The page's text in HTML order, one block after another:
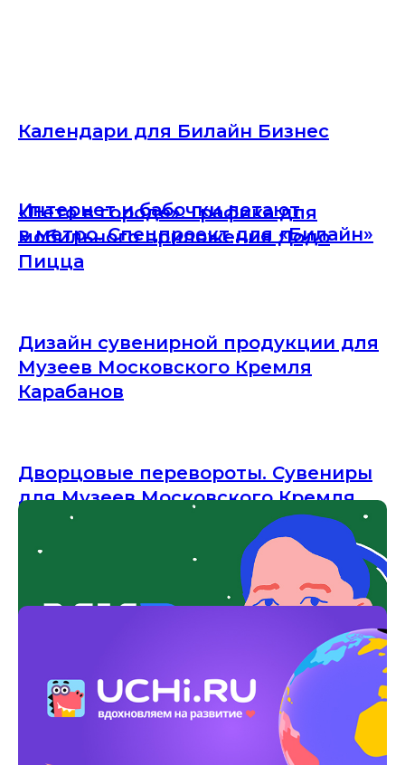
Календари для Билайн Бизнес
«Лето в городе». Графика для
мобильного приложения Додо
Пицца
Дизайн сувенирной продукции для
Музеев Московского Кремля
Карабанов
Дворцовые перевороты. Сувениры
для Музеев Московского Кремля
Интернет и бабочки летают
в метро. Спецпроект для «Билайн»
Новогодний Виммельбух.
Спецпроект Агентства